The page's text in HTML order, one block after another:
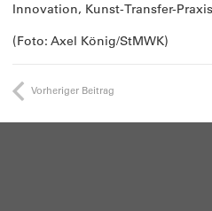
Innovation, Kunst-Transfer-
(Foto: Axel König/StMWK)
Vorheriger Beitrag